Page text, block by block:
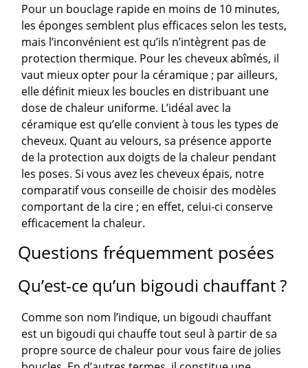
Pour un bouclage rapide en moins de 10 minutes,
les éponges semblent plus efficaces selon les tests,
mais l’inconvénient est qu’ils n’intègrent pas de
protection thermique. Pour les cheveux abîmés, il
vaut mieux opter pour la céramique ; par ailleurs,
elle définit mieux les boucles en distribuant une
dose de chaleur uniforme. L’idéal avec la
céramique est qu’elle convient à tous les types de
cheveux. Quant au velours, sa présence apporte
de la protection aux doigts de la chaleur pendant
les poses. Si vous avez les cheveux épais, notre
comparatif vous conseille de choisir des modèles
comportant de la cire ; en effet, celui-ci conserve
efficacement la chaleur.
Questions fréquemment posées
Qu’est-ce qu’un bigoudi chauffant ?
Comme son nom l’indique, un bigoudi chauffant
est un bigoudi qui chauffe tout seul à partir de sa
propre source de chaleur pour vous faire de jolies